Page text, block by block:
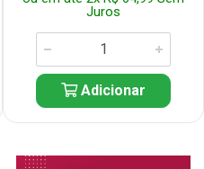
Juros
Adicionar